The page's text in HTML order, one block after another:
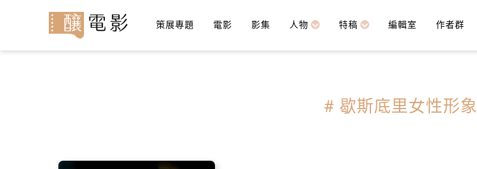
策展專題 電影 影集 人物 特稿 編輯室 作者群
# 歇斯底里女性形象